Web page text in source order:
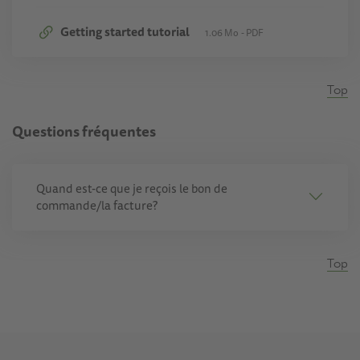
Getting started tutorial 1.06 Mo PDF
Top
Questions fréquentes
Quand est-ce que je reçois le bon de
commande/la facture?
Top